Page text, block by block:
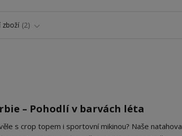
zboží 2
– Pohodlí v barvách léta
s crop topem i sportovní mikinou? Naše